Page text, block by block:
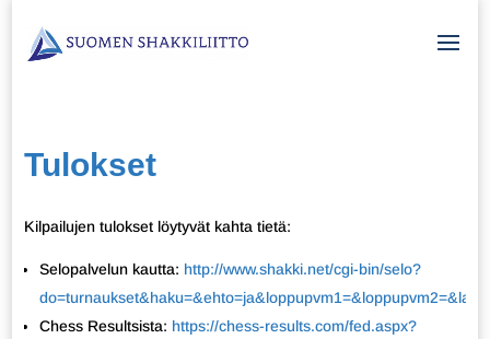
Tulokset
Kilpailujen tulokset löytyvät kahta tietä:
Selopalvelun kautta: http://www.shakki.net/cgi-bin/selo?
Chess Resultsista: https://chess-results.com/fed.aspx?